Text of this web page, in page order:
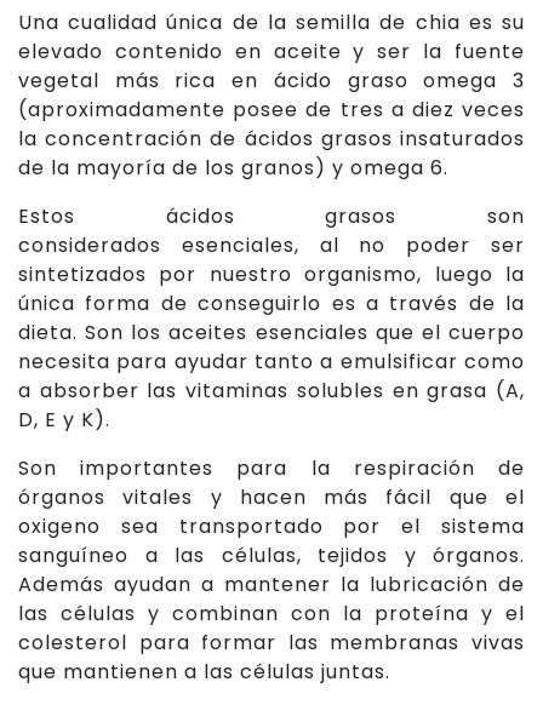
Una cualidad única de la semilla de chia es su
elevado contenido en aceite y ser la fuente
vegetal más rica en ácido graso omega 3
(aproximadamente posee de tres a diez veces
la concentración de ácidos grasos insaturados
de la mayoría de los granos) y omega 6.
Estos ácidos grasos son
considerados esenciales, al no poder ser
sintetizados por nuestro organismo, luego la
única forma de conseguirlo es a través de la
dieta. Son los aceites esenciales que el cuerpo
necesita para ayudar tanto a emulsificar como
a absorber las vitaminas solubles en grasa (A,
D, E y K).
Son importantes para la respiración de
órganos vitales y hacen más fácil que el
oxigeno sea transportado por el sistema
sanguíneo a las células, tejidos y órganos.
Además ayudan a mantener la lubricación de
las células y combinan con la proteína y el
colesterol para formar las membranas vivas
que mantienen a las células juntas.